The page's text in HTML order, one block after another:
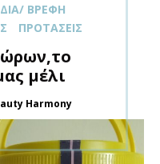
ΒΡΈΦΗ
ΠΡΟΤΆΣΕΙΣ
μέλι
Harmony